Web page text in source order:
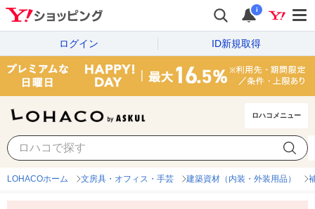
i
ログイン ID新規取得
ロハコメニュー
LOHACOホーム 文房具・オフィス・手芸 建築資材（内装・外装用品）